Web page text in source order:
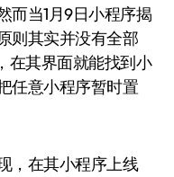
而当1月9日小程序揭
则其实并没有全部
在其界面就能找到小
任意小程序暂时置
在其小程序上线